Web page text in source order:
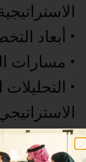
• أبعاد
• مسارات
•
• الخاتمة